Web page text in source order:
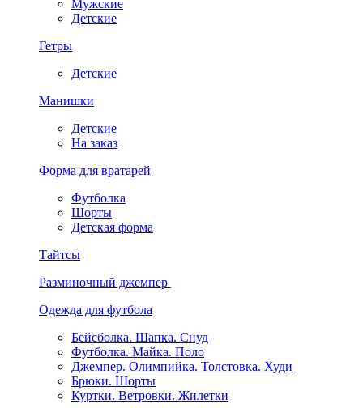
Мужские
Детские
Гетры
Детские
Манишки
Детские
На заказ
Форма для вратарей
Футболка
Шорты
Детская форма
Тайтсы
Разминочный джемпер
Одежда для футбола
Бейсболка. Шапка. Снуд
Футболка. Майка. Поло
Джемпер. Олимпийка. Толстовка. Худи
Брюки. Шорты
Куртки. Ветровки. Жилетки